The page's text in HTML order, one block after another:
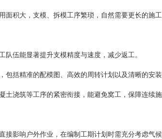
面积大，支模、拆模工序繁琐，自然需要更长的施
队伍能显著提升支模精度与速度，减少返工。
包括精准的配模图、高效的周转计划以及清晰的安
浇筑等工序的紧密衔接，能避免窝工，保障连续施
接影响户外作业，在编制工期计划时需充分考虑气候